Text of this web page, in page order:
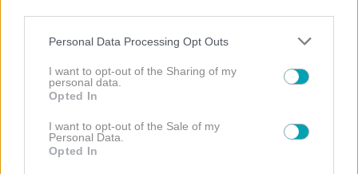
Please note that this website/app uses one or more Google
not limited to your visit or usage behaviour. You may click to
grant or deny consent to Google and its third-party tags to
use your data for below specified purposes in below Google
consent section.
Personal Data Processing Opt Outs
I want to opt-out of the Sharing of my
personal data.
Opted In
I want to opt-out of the Sale of my
Personal Data.
Opted In
οδηγήσει σε σταδιακή αποξένωση. Όταν δύο
άνθρωποι δεν μοιράζονται ένα κοινό όραμα για το
μέλλον ή δεν κινούνται προς την ίδια κατεύθυνση, η
είναι αυτοί που δίνουν νόημα και σταθερότητα στη
σχέση.